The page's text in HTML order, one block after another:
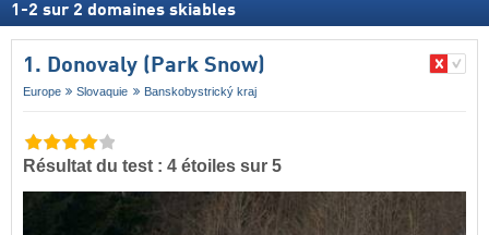
1 -2 sur 2 domaines skiables
1. Donovaly (Park Snow)
Europe Slovaquie Banskobystrický kraj
Résultat du test : 4 étoiles sur 5